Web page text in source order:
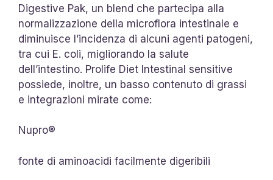
Digestive Pak, un blend che partecipa alla
normalizzazione della microflora intestinale e
diminuisce l’incidenza di alcuni agenti patogeni,
tra cui E. coli, migliorando la salute
dell’intestino. Prolife Diet Intestinal sensitive
possiede, inoltre, un basso contenuto di grassi
e integrazioni mirate come:
Nupro®
fonte di aminoacidi facilmente digeribili